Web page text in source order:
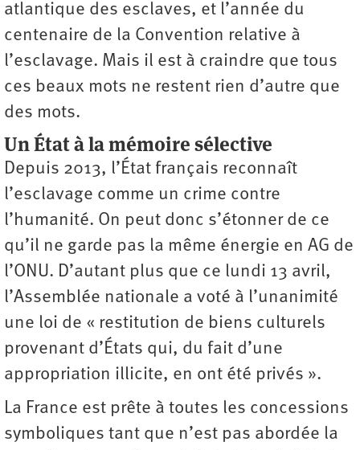
atlantique des esclaves, et l’année du
centenaire de la Convention relative à
l’esclavage. Mais il est à craindre que tous
ces beaux mots ne restent rien d’autre que
des mots.
Un État à la mémoire sélective
Depuis 2013, l’État français reconnaît
l’esclavage comme un crime contre
l’humanité. On peut donc s’étonner de ce
qu’il ne garde pas la même énergie en AG de
l’ONU. D’autant plus que ce lundi 13 avril,
l’Assemblée nationale a voté à l’unanimité
une loi de « restitution de biens culturels
provenant d’États qui, du fait d’une
appropriation ­illicite, en ont été privés ».
La France est prête à toutes les concessions
symboliques tant que n’est pas abordée la